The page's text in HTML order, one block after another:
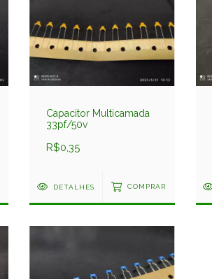
Capacitor Multicamada
33pf/50v
R$0,35
DETALHES COMPRAR